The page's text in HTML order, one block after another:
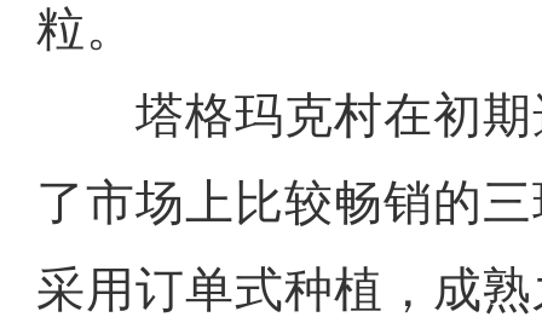
粒。
塔格玛克村在初期
了市场上比较畅销的
采用订单式种植，成